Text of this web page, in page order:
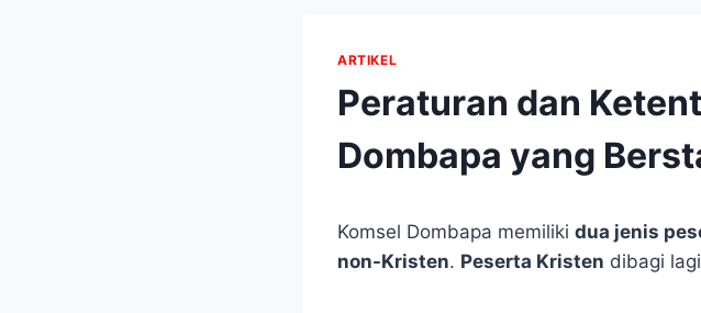
ARTIKEL
Peraturan dan
Dombapa yang
Komsel Dombapa memiliki dua jenis
non-Kristen. Peserta Kristen dibagi